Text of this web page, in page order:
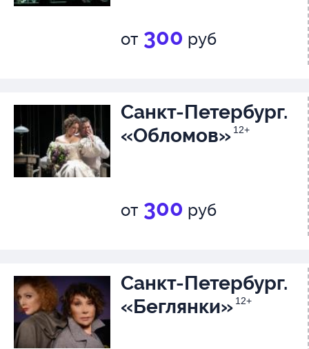
от 300 руб
Санкт-Петербург.
«Обломов» 12+
от 300 руб
Санкт-Петербург.
«Беглянки» 12+